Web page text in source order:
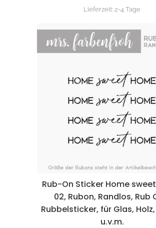
Lieferzeit: 2-4 Tage
Rub-On Sticker Home
02, Rubon, Randlos, Rub
Rubbelsticker, für Glas,
u.v.m.